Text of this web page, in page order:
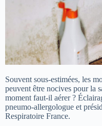
Souvent sous-estimées, les
peuvent être nocives pour la
moment faut-il aérer ?
pneumo-allergologue et
Respiratoire France.